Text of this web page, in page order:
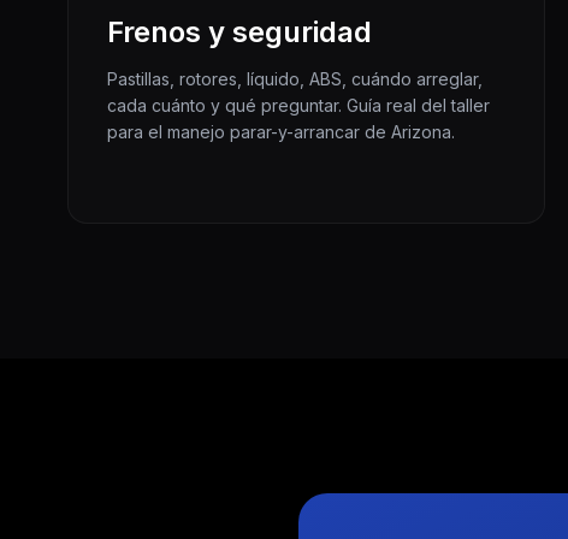
Frenos y seguridad
Pastillas, rotores, líquido, ABS, cuándo arreglar,
cada cuánto y qué preguntar. Guía real del taller
para el manejo parar-y-arrancar de Arizona.